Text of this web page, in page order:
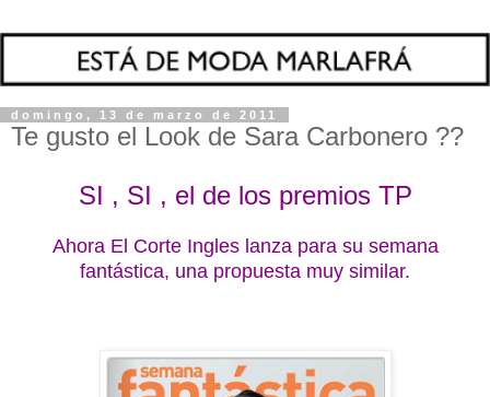
domingo, 13 de marzo de 2011
Te gusto el Look de Sara Carbonero ??
SI , SI , el de los premios TP
Ahora El Corte Ingles lanza para su semana
fantástica, una propuesta muy similar.